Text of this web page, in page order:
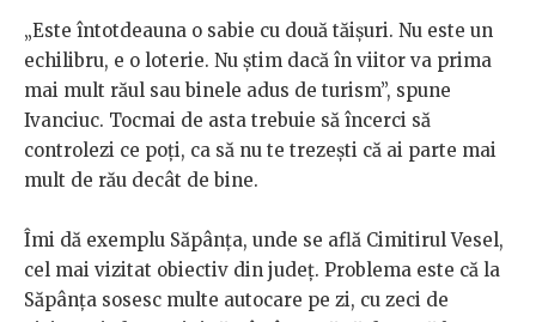
„Este întotdeauna o sabie cu două tăișuri. Nu este un
echilibru, e o loterie. Nu știm dacă în viitor va prima
mai mult răul sau binele adus de turism”, spune
Ivanciuc. Tocmai de asta trebuie să încerci să
controlezi ce poți, ca să nu te trezești că ai parte mai
mult de rău decât de bine.
Îmi dă exemplu Săpânța, unde se află Cimitirul Vesel,
cel mai vizitat obiectiv din județ. Problema este că la
Săpânța sosesc multe autocare pe zi, cu zeci de